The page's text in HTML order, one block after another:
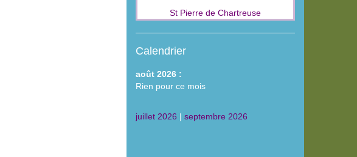
St Pierre de Chartreuse
Calendrier
août 2026 :
Rien pour ce mois
juillet 2026 | septembre 2026